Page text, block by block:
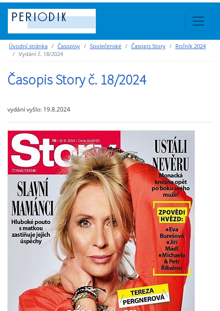
Úvodní stránka Časopisy Společenské Časopis Story
Ročník 2024
Vydání č. 18/2024
Časopis Story č. 18/2024
vydání vyšlo: 19.8.2024